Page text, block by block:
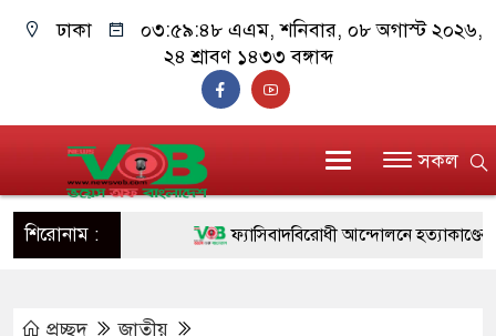
ঢাকা ০৩:৫৯:৪৯ এএম, শনিবার, ০৮ অগাস্ট ২০২৬,
২৪ শ্রাবণ ১৪৩৩ বঙ্গাব্দ
সকল
শিরোনাম : ফ্যাসিবাদবিরোধী আন্দোলনে হত্যাকাণ্ডের
প্রচ্ছদ
জাতীয়